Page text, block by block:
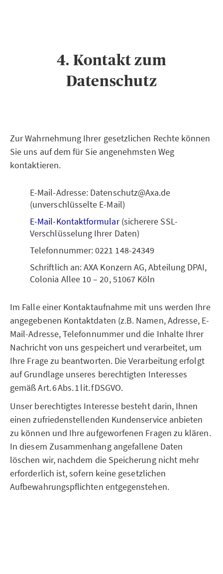
4. Kontakt zum
Datenschutz
Zur Wahrnehmung Ihrer gesetzlichen Rechte können
Sie uns auf dem für Sie angenehmsten Weg
kontaktieren.
E-Mail-Adresse: Datenschutz@Axa.de
(unverschlüsselte E-Mail)
E-Mail-Kontaktformular(sicherere SSL-
Verschlüsselung Ihrer Daten)
Telefonnummer: 0221 148-24349
Schriftlich an: AXA Konzern AG, Abteilung DPAI,
Colonia Allee 10 – 20, 51067 Köln
Im Falle einer Kontaktaufnahme mit uns werden Ihre
angegebenen Kontaktdaten (z.B. Namen, Adresse, E-
Mail-Adresse, Telefonnummer und die Inhalte Ihrer
Nachricht von uns gespeichert und verarbeitet, um
Ihre Frage zu beantworten. Die Verarbeitung erfolgt
auf Grundlage unseres berechtigten Interesses
gemäß Art. 6 Abs. 1 lit. f DSGVO.
Unser berechtigtes Interesse besteht darin, Ihnen
einen zufriedenstellenden Kundenservice anbieten
zu können und Ihre aufgeworfenen Fragen zu klären.
In diesem Zusammenhang angefallene Daten
löschen wir, nachdem die Speicherung nicht mehr
erforderlich ist, sofern keine gesetzlichen
Aufbewahrungspflichten entgegenstehen.